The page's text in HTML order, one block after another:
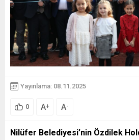
Yayınlama: 08.11.2025
0 A+ A-
Nilüfer Belediyesi’nin Özdilek